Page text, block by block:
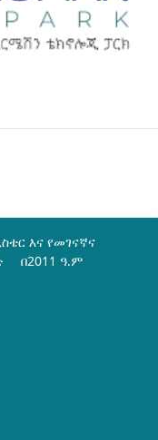
እና የመገናኛና
በ2011 ዓ.ም